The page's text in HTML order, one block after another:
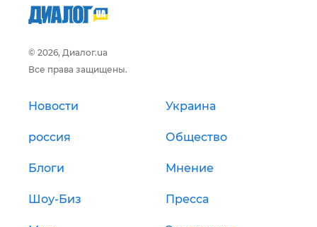
© 2026, Диалог.ua
Все права защищены.
Новости Украина
россия Общество
Блоги Мнение
Шоу-Биз Пресса